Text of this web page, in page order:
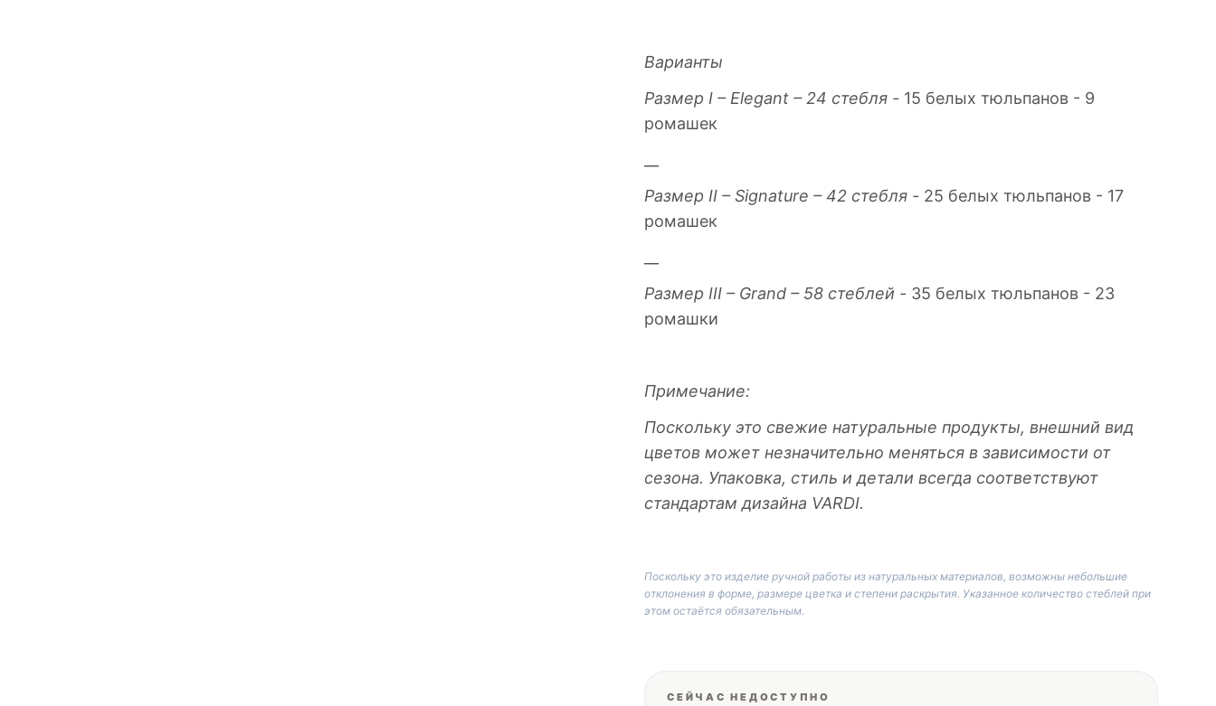
Варианты
Размер I – Elegant – 24 стебля - 15 белых тюльпанов - 9
ромашек
Размер II – Signature – 42 стебля - 25 белых тюльпанов - 17
ромашек
Размер III – Grand – 58 стеблей - 35 белых тюльпанов - 23
ромашки
Примечание:
Поскольку это свежие натуральные продукты, внешний вид
цветов может незначительно меняться в зависимости от
сезона. Упаковка, стиль и детали всегда соответствуют
стандартам дизайна VARDI.
Поскольку это изделие ручной работы из натуральных материалов, возможны небольшие
отклонения в форме, размере цветка и степени раскрытия. Указанное количество стеблей при
этом остаётся обязательным.
СЕЙЧАС НЕДОСТУПНО